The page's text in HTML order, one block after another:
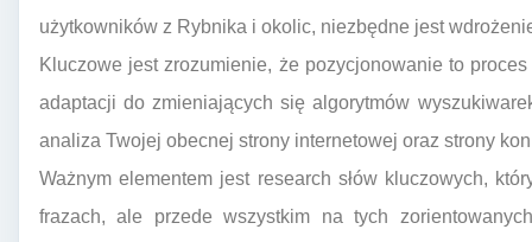
użytkowników z Rybnika i okolic, niezbędne jest
Kluczowe jest zrozumienie, że pozycjonowanie to
adaptacji do zmieniających się algorytmów
analiza Twojej obecnej strony internetowej oraz strony
Ważnym elementem jest research słów kluczowych,
frazach, ale przede wszystkim na tych